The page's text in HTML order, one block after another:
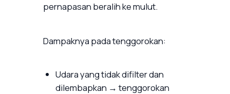
pernapasan beralih ke mulut.
Dampaknya pada tenggorokan:
Udara yang tidak difilter dan
dilembapkan → tenggorokan